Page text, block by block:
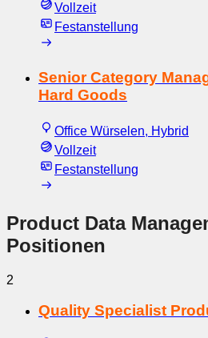
Vollzeit
Festanstellung
Senior Category
Hard Goods
Office Würselen, Hybrid
Vollzeit
Festanstellung
Product Data
Positionen
2
Quality Specialist